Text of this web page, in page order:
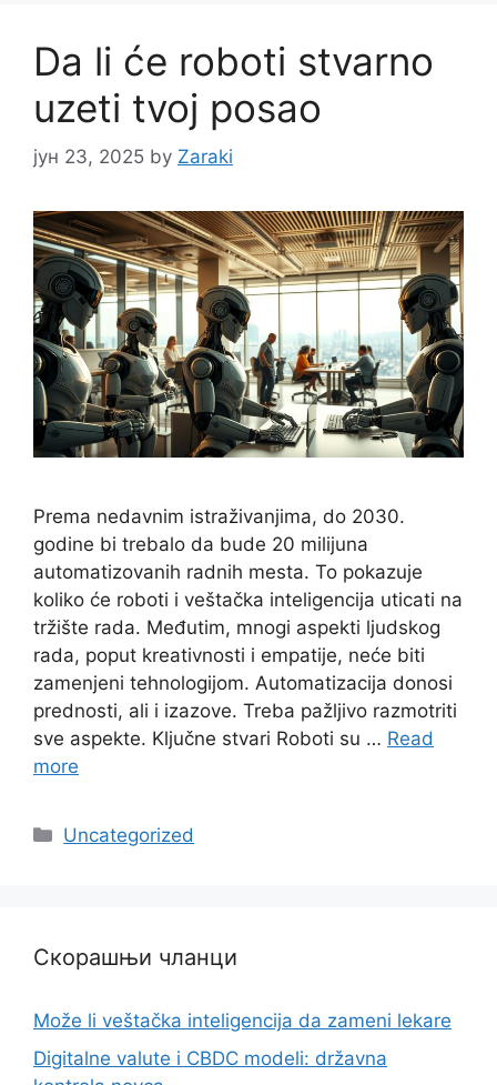
Da li će roboti stvarno
uzeti tvoj posao
јун 23, 2025 by Zaraki
Prema nedavnim istraživanjima, do 2030.
godine bi trebalo da bude 20 milijuna
automatizovanih radnih mesta. To pokazuje
koliko će roboti i veštačka inteligencija uticati na
tržište rada. Međutim, mnogi aspekti ljudskog
rada, poput kreativnosti i empatije, neće biti
zamenjeni tehnologijom. Automatizacija donosi
prednosti, ali i izazove. Treba pažljivo razmotriti
sve aspekte. Ključne stvari Roboti su … Read
more
Categories
Uncategorized
Скорашњи чланци
Može li veštačka inteligencija da zameni lekare
Digitalne valute i CBDC modeli: državna